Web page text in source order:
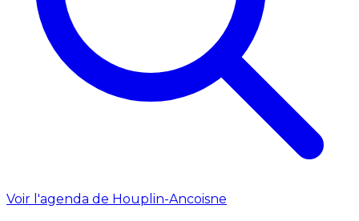
Voir l'agenda de Houplin-Ancoisne